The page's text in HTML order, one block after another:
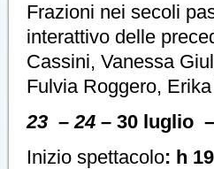
Frazioni nei secoli
interattivo delle
Cassini, Vanessa
Fulvia Roggero,
23 – 24 – 30 luglio
Inizio spettacolo: h